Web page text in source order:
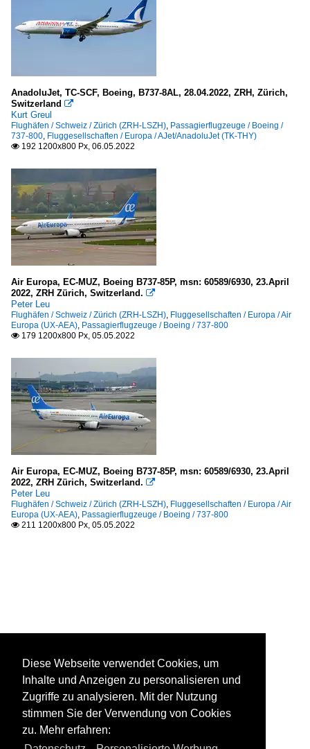
AnadoluJet, TC-SCF, Boeing, B737-8AL, 28.04.2022, ZRH, Zürich,
Switzerland 
Kurt Greul
Flughäfen / Schweiz / Zürich (ZRH-LSZH), Passagierflugzeuge / Boeing /
737-800, Fluggesellschaften / Europa / AJet/AnadoluJet (TK-THY)
 192 1200x800 Px, 06.05.2022
Air Europa, EC-MUZ, Boeing B737-85P, msn: 60589/6930, 23.April
2022, ZRH Zürich, Switzerland. 
Peter Leu
Flughäfen / Schweiz / Zürich (ZRH-LSZH), Fluggesellschaften / Europa / Air
Europa (UX-AEA), Passagierflugzeuge / Boeing / 737-800
 179 1200x800 Px, 05.05.2022
Air Europa, EC-MUZ, Boeing B737-85P, msn: 60589/6930, 23.April
2022, ZRH Zürich, Switzerland. 
Peter Leu
Flughäfen / Schweiz / Zürich (ZRH-LSZH), Fluggesellschaften / Europa / Air
Europa (UX-AEA), Passagierflugzeuge / Boeing / 737-800
 211 1200x800 Px, 05.05.2022
Diese Webseite verwendet Cookies, um
Inhalte und Anzeigen zu personalisieren und
Zugriffe zu analysieren. Mit der Nutzung
stimmen Sie der Verwendung von Cookies
zu. Mehr erfahren: